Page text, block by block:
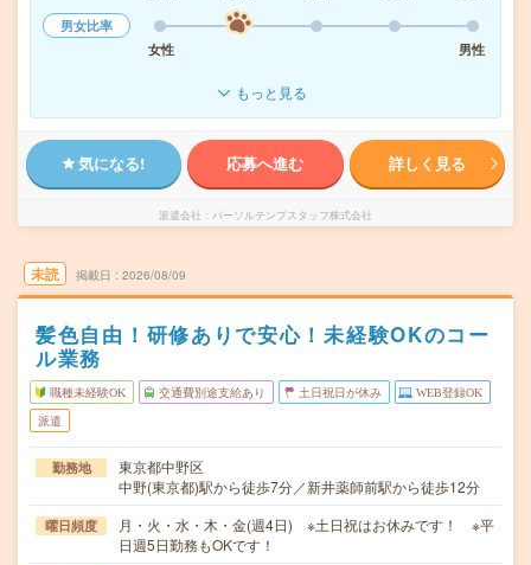
男女比率
女性
男性
もっと見る
気になる! 応募へ進む 詳しく見る
派遣会社 パーソルテンプスタッフ株式会社
未読 掲載日 2026/08/09
髪色自由！研修ありで安心！未経験OKのコー
ル業務
職種未経験OK 交通費別途支給あり 土日祝日が休み WEB登録OK
派遣
勤務地
東京都中野区
中野(東京都)駅から徒歩7分／新井薬師前駅から徒歩12分
曜日頻度
月・火・水・木・金(週4日) ※土日祝はお休みです！ ※平
日週5日勤務もOKです！